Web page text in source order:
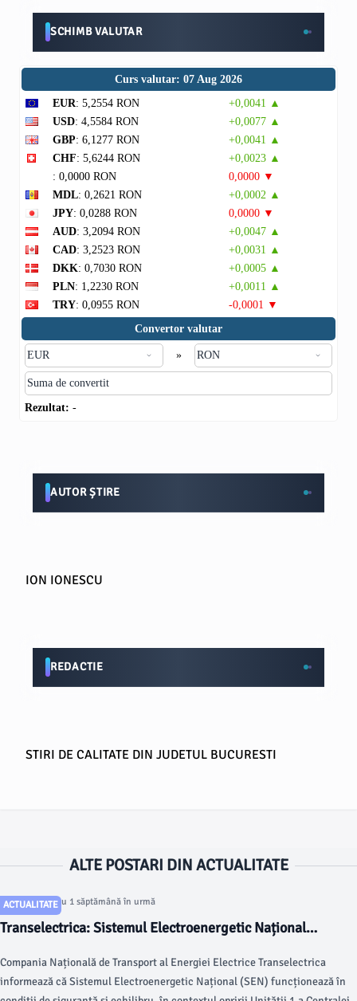
SCHIMB VALUTAR
Curs valutar: 07 Aug 2026
EUR: 5,2554 RON
+0,0041 ▲
USD: 4,5584 RON
+0,0077 ▲
GBP: 6,1277 RON
+0,0041 ▲
CHF: 5,6244 RON
+0,0023 ▲
: 0,0000 RON
0,0000 ▼
MDL: 0,2621 RON
+0,0002 ▲
JPY: 0,0288 RON
0,0000 ▼
AUD: 3,2094 RON
+0,0047 ▲
CAD: 3,2523 RON
+0,0031 ▲
DKK: 0,7030 RON
+0,0005 ▲
PLN: 1,2230 RON
+0,0011 ▲
TRY: 0,0955 RON
-0,0001 ▼
Convertor valutar
»
Rezultat: -
AUTOR ȘTIRE
ION IONESCU
REDACTIE
STIRI DE CALITATE DIN JUDETUL BUCURESTI
ALTE POSTARI DIN ACTUALITATE
ACTUALITATE
Articol postat cu 1 săptămână în urmă
Transelectrica: Sistemul Electroenergetic Național
oprirea Unității 1 a CNE Cernavodă. Consumul de energie,
acoperit fără riscuri
Compania Națională de Transport al Energiei Electrice Transelectrica
informează că Sistemul Electroenergetic Național (SEN) funcționează în